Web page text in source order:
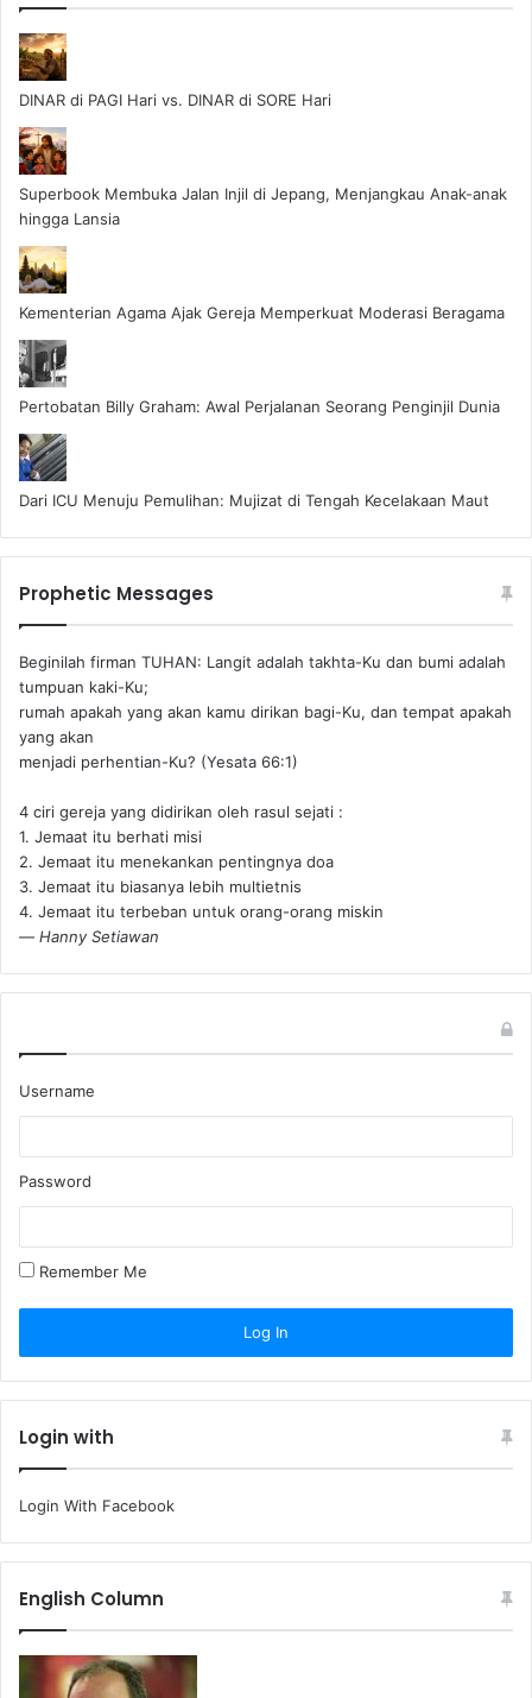
DINAR di PAGI Hari vs. DINAR di SORE Hari
Superbook Membuka Jalan Injil di Jepang, Menjangkau Anak-anak
hingga Lansia
Kementerian Agama Ajak Gereja Memperkuat Moderasi Beragama
Pertobatan Billy Graham: Awal Perjalanan Seorang Penginjil Dunia
Dari ICU Menuju Pemulihan: Mujizat di Tengah Kecelakaan Maut
Prophetic Messages
Beginilah firman TUHAN: Langit adalah takhta-Ku dan bumi adalah
tumpuan kaki-Ku;
rumah apakah yang akan kamu dirikan bagi-Ku, dan tempat apakah
yang akan
menjadi perhentian-Ku? (Yesata 66:1) ‪
4 ciri gereja yang didirikan oleh rasul sejati :
1. Jemaat itu berhati misi
2. Jemaat itu menekankan pentingnya doa
3. Jemaat itu biasanya lebih multietnis
4. Jemaat itu terbeban untuk orang-orang miskin
— Hanny Setiawan
Username
Password
Remember Me
Login with
Login With Facebook
English Column